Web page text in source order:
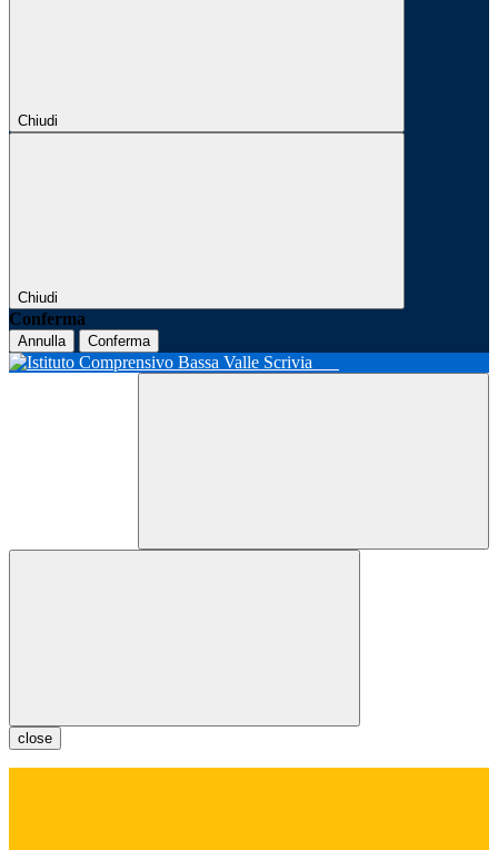
Chiudi
Chiudi
Conferma
Annulla Conferma
close